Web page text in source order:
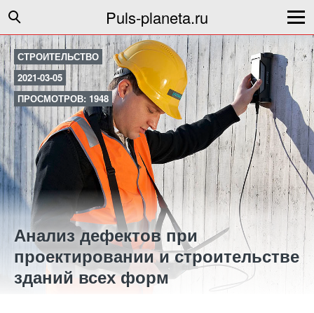
Puls-planeta.ru
СТРОИТЕЛЬСТВО
2021-03-05
ПРОСМОТРОВ: 1948
Анализ дефектов при
проектировании и строительстве
зданий всех форм